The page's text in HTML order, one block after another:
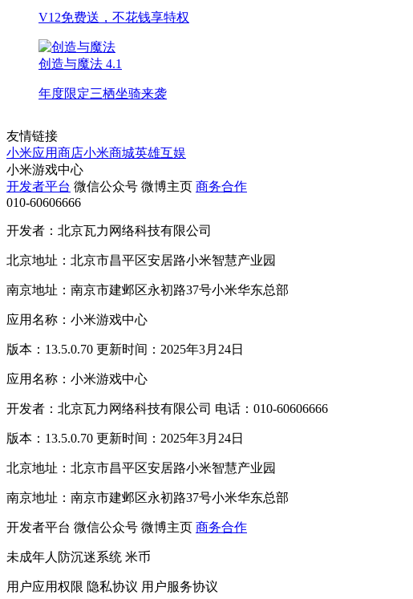
V12免费送，不花钱享特权
创造与魔法 4.1
年度限定三栖坐骑来袭
友情链接
小米应用商店小米商城英雄互娱
小米游戏中心
开发者平台 微信公众号 微博主页 商务合作
010-60606666
开发者：北京瓦力网络科技有限公司
北京地址：北京市昌平区安居路小米智慧产业园
南京地址：南京市建邺区永初路37号小米华东总部
应用名称：小米游戏中心
版本：13.5.0.70 更新时间：2025年3月24日
应用名称：小米游戏中心
开发者：北京瓦力网络科技有限公司 电话：010-60606666
版本：13.5.0.70 更新时间：2025年3月24日
北京地址：北京市昌平区安居路小米智慧产业园
南京地址：南京市建邺区永初路37号小米华东总部
开发者平台 微信公众号 微博主页 商务合作
未成年人防沉迷系统 米币
用户应用权限 隐私协议 用户服务协议